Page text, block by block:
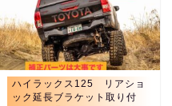
ハイラックス125 リアショ
ック延長ブラケット取り付